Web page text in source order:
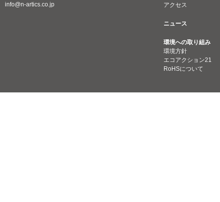
info@n-artics.co.jp
アクセス
ニュース
環境への取り組み
環境方針
エコアクション21
RoHSについて